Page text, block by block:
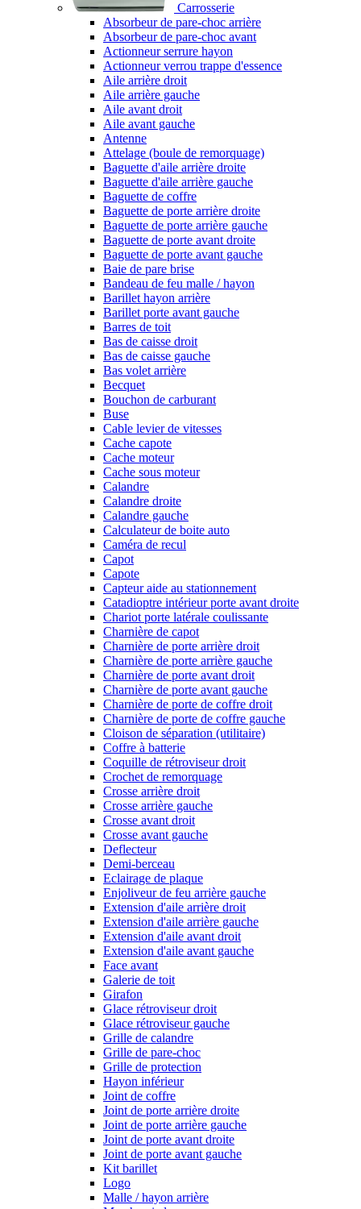
Carrosserie
Absorbeur de pare-choc arrière
Absorbeur de pare-choc avant
Actionneur serrure hayon
Actionneur verrou trappe d'essence
Aile arrière droit
Aile arrière gauche
Aile avant droit
Aile avant gauche
Antenne
Attelage (boule de remorquage)
Baguette d'aile arrière droite
Baguette d'aile arrière gauche
Baguette de coffre
Baguette de porte arrière droite
Baguette de porte arrière gauche
Baguette de porte avant droite
Baguette de porte avant gauche
Baie de pare brise
Bandeau de feu malle / hayon
Barillet hayon arrière
Barillet porte avant gauche
Barres de toit
Bas de caisse droit
Bas de caisse gauche
Bas volet arrière
Becquet
Bouchon de carburant
Buse
Cable levier de vitesses
Cache capote
Cache moteur
Cache sous moteur
Calandre
Calandre droite
Calandre gauche
Calculateur de boite auto
Caméra de recul
Capot
Capote
Capteur aide au stationnement
Catadioptre intérieur porte avant droite
Chariot porte latérale coulissante
Charnière de capot
Charnière de porte arrière droit
Charnière de porte arrière gauche
Charnière de porte avant droit
Charnière de porte avant gauche
Charnière de porte de coffre droit
Charnière de porte de coffre gauche
Cloison de séparation (utilitaire)
Coffre à batterie
Coquille de rétroviseur droit
Crochet de remorquage
Crosse arrière droit
Crosse arrière gauche
Crosse avant droit
Crosse avant gauche
Deflecteur
Demi-berceau
Eclairage de plaque
Enjoliveur de feu arrière gauche
Extension d'aile arrière droit
Extension d'aile arrière gauche
Extension d'aile avant droit
Extension d'aile avant gauche
Face avant
Galerie de toit
Girafon
Glace rétroviseur droit
Glace rétroviseur gauche
Grille de calandre
Grille de pare-choc
Grille de protection
Hayon inférieur
Joint de coffre
Joint de porte arrière droite
Joint de porte arrière gauche
Joint de porte avant droite
Joint de porte avant gauche
Kit barillet
Logo
Malle / hayon arrière